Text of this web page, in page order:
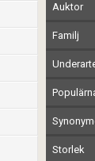
Auktor
Familj
Storlek